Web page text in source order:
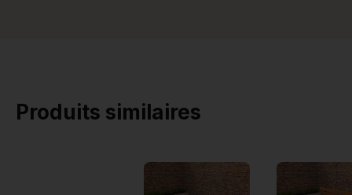
Produits similaires